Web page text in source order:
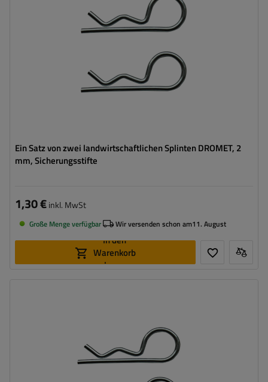
Ein Satz von zwei landwirtschaftlichen Splinten DROMET, 2
mm, Sicherungsstifte
1,30 €inkl. MwSt
Große Menge verfügbar Wir versenden schon am11. August
In den
Warenkorb
legen